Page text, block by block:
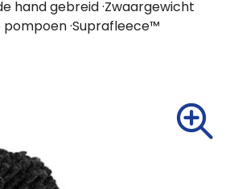
hand gebreid ·Zwaargewicht
·Suprafleece™